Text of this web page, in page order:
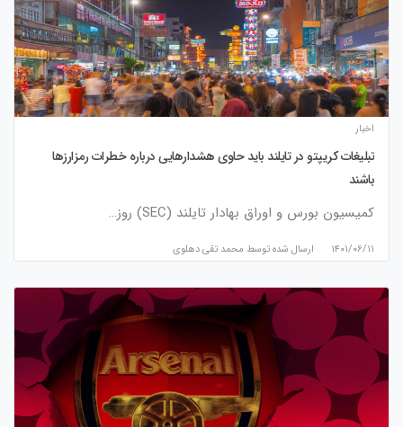
اخبار
تبلیغات کریپتو در تایلند باید حاوی هشدارهایی درباره خطرات رمزارزها
باشند
کمیسیون بورس و اوراق بهادار تایلند (SEC) روز…
۱۴۰۱/۰۶/۱۱ ارسال شده توسط محمد تقی دهلوی